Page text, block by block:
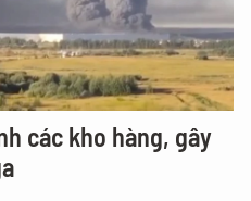
các kho hàng, gây